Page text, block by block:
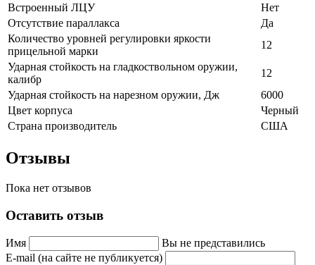
Встроенный ЛЦУ
Нет
Отсутствие параллакса
Да
Количество уровней регулировки яркости
прицельной марки
12
Ударная стойкость на гладкоствольном оружии,
калибр
12
Ударная стойкость на нарезном оружии, Дж
6000
Цвет корпуса
Черный
Страна производитель
США
Отзывы
Пока нет отзывов
Оставить отзыв
Имя
Вы не представились
E-mail (на сайте не публикуется)